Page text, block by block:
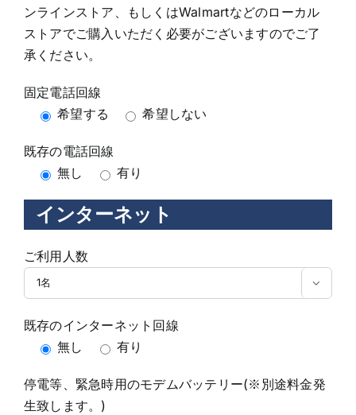
ンラインストア、もしくはWalmartなどのローカル
ストアでご購入いただく必要がございますのでご了
承ください。
固定電話回線
希望する
希望しない
既存の電話回線
無し
有り
インターネット
ご利用人数

既存のインターネット回線
無し
有り
停電等、緊急時用のモデムバッテリー(※別途料金発
生致します。)